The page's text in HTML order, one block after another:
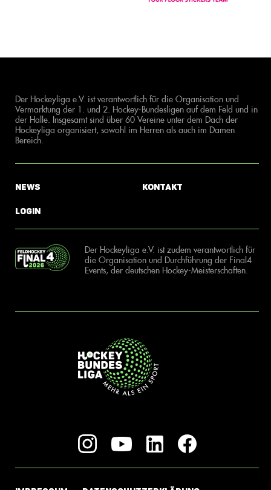
Der Hockeyliga e.V. ist verantwortlich für die Organisation und
Vermarktung der 1. und 2. Hockey-Bundesligen auf dem Feld und in
der Halle. Insgesamt sind über 60 Vereine unter dem Dach der
Hockeyliga organisiert, sowohl im Herren als auch im Damen
Bereich.
News
Login
Kontakt
Der Hockeyliga e.V. ist zudem verantwortlich für
die Organisation und Durchführung der Final4
Events, der deutschen Hockey-Meisterschaften.